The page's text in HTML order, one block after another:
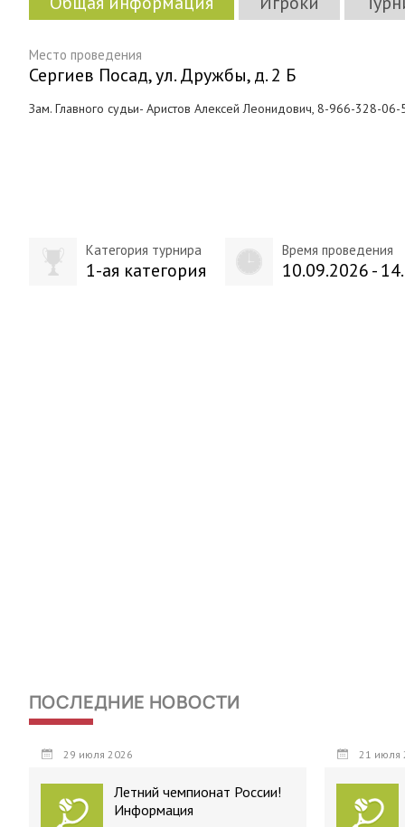
Место проведения
Сергиев Посад, ул. Дружбы, д. 2 Б
Зам. Главного судьи- Аристов Алексей Леонидович, 8-966-328-06-
Категория турнира
1-ая категория
Время проведения
10.09.2026 -
ПОСЛЕДНИЕ НОВОСТИ
29 июля 2026
Летний чемпионат России!
Информация
21 июля